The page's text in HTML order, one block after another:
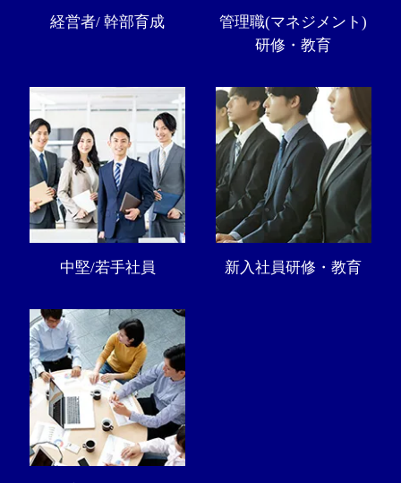
経営者/ 幹部育成
管理職(マネジメント)
研修・教育
中堅/若手社員 新入社員研修・教育